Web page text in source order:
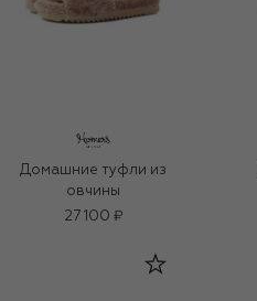
Домашние туфли из
овчины
27 100 ₽